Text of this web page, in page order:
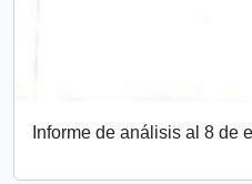
Informe de análisis al 8 de